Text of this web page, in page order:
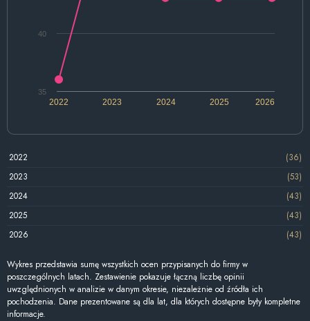
2022 2024 2026
2023 2025
35
40
2022
(36)
2023
(53)
2024
(43)
2025
(43)
2026
(43)
Wykres przedstawia sumę wszystkich ocen przypisanych do firmy w
poszczególnych latach. Zestawienie pokazuje łączną liczbę opinii
uwzględnionych w analizie w danym okresie, niezależnie od źródła ich
pochodzenia. Dane prezentowane są dla lat, dla których dostępne były kompletne
informacje.